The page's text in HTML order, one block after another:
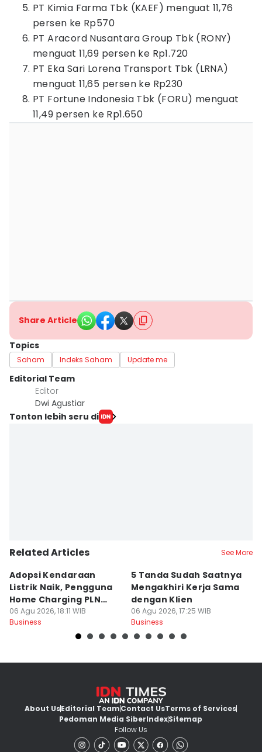
PT Kimia Farma Tbk (KAEF) menguat 11,76
persen ke Rp570
PT Aracord Nusantara Group Tbk (RONY)
menguat 11,69 persen ke Rp1.720
PT Eka Sari Lorena Transport Tbk (LRNA)
menguat 11,65 persen ke Rp230
PT Fortune Indonesia Tbk (FORU) menguat
11,49 persen ke Rp1.650
Share Article
Topics
Saham Indeks Saham Update me
Editorial Team
Editor
Dwi Agustiar
Tonton lebih seru di
Related Articles See More
Adopsi Kendaraan
Listrik Naik, Pengguna
Home Charging PLN
Capai 92 Ribu
06 Agu 2026, 18:11 WIB
Business
5 Tanda Sudah Saatnya
Mengakhiri Kerja Sama
dengan Klien
06 Agu 2026, 17:25 WIB
Business
About UsEditorial TeamContact UsTerms of Services
Pedoman Media SiberIndexSitemap
Follow Us